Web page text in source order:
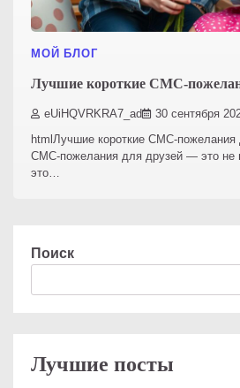
МОЙ БЛОГ
Лучшие короткие СМС-
eUiHQVRKRA7_ad 30 сентября
htmlЛучшие короткие СМС-пожелания
СМС-пожелания для друзей — это не
это…
Поиск
Лучшие посты